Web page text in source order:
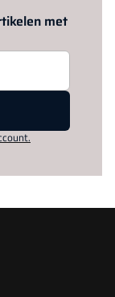
met